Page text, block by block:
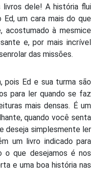
livros dele! A história flui
um cara mais do que
acostumado à mesmice
e, por mais incrível
das missões.
pois Ed e sua turma são
para ler quando se faz
mais densas. É um
quando você senta
deseja simplesmente ler
um livro indicado para
o que desejamos é nos
e uma boa história nas